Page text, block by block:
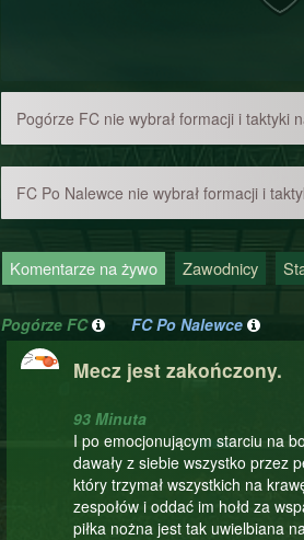
Pogórze FC nie wybrał formacji i taktyki
FC Po Nalewce nie wybrał formacji i
Komentarze na żywo Zawodnicy
Pogórze FC FC Po Nalewce
Mecz jest zakończony.
93 Minuta
I po emocjonującym starciu na
dawały z siebie wszystko przez
który trzymał wszystkich na
zespołów i oddać im hołd za
piłka nożna jest tak uwielbiana